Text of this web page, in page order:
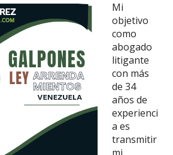
Mi
objetivo
como
abogado
litigante
con más
de 34
años de
experienci
a es
transmitir